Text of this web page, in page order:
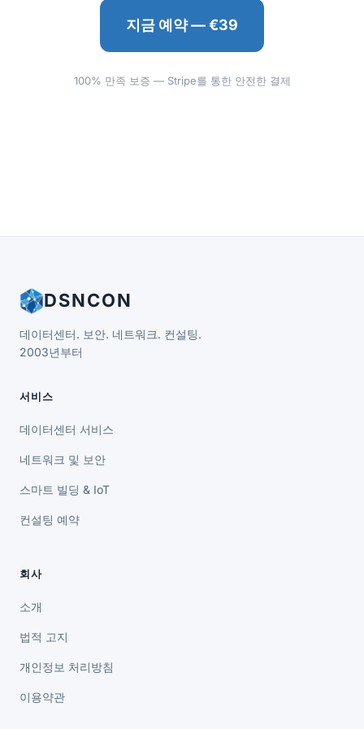
지금 예약 — €39
100% 만족 보증 — Stripe를 통한 안전한 결제
DSNCON
데이터센터. 보안. 네트워크. 컨설팅.
2003년부터
서비스
데이터센터 서비스
네트워크 및 보안
스마트 빌딩 & IoT
컨설팅 예약
회사
소개
법적 고지
개인정보 처리방침
이용약관